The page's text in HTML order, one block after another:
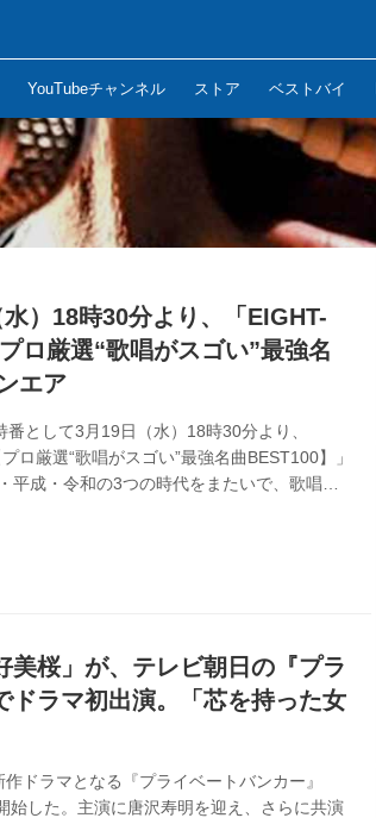
YouTubeチャンネル ストア ベストバイ
）18時30分より、「EIGHT-
ロ厳選“歌唱がスゴい”最強名
エア
として3月19日（水）18時30分より、
ロ厳選“歌唱がスゴい”最強名曲BEST100】」
平成・令和の3つの時代をまたいで、歌唱力
組になるだろう。 番組名：EIGHT-JAMゴー
美桜」が、テレビ朝日の『プラ
ドラマ初出演。「芯を持った女
ドラマとなる『プライベートバンカー』
始した。主演に唐沢寿明を迎え、さらに共演